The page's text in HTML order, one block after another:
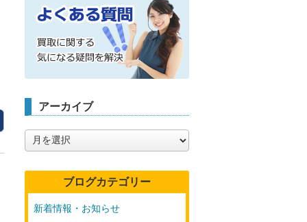
アーカイブ
ー
ブ
ブログカテゴリー
新着情報・お知らせ